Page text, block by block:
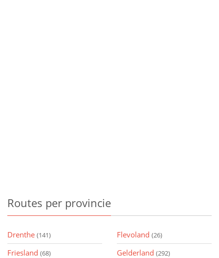
Routes per provincie
Drenthe (141) Flevoland (26)
Friesland (68) Gelderland (292)